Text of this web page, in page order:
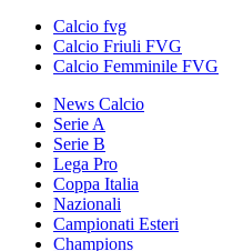
Calcio fvg
Calcio Friuli FVG
Calcio Femminile FVG
News Calcio
Serie A
Serie B
Lega Pro
Coppa Italia
Nazionali
Campionati Esteri
Champions